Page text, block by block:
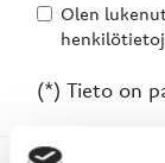
Olen
(*) Tieto on